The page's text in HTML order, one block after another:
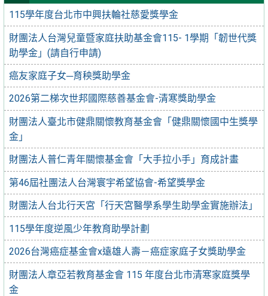
115學年度台北市中興扶輪社慈愛獎學金
財團法人台灣兒童暨家庭扶助基金會115- 1學期「韌世代獎
助學金」(請自行申請)
癌友家庭子女─育秧獎助學金
2026第二梯次世邦國際慈善基金會-清寒獎助學金
財團法人臺北市健鼎關懷教育基金會「健鼎關懷國中生獎學
金」
財團法人普仁青年關懷基金會「大手拉小手」育成計畫
第46屆社團法人台灣寰宇希望協會-希望獎學金
財團法人台北行天宮「行天宮醫學系學生助學金實施辦法」
115學年度逆風少年教育助學計劃
2026台灣癌症基金會x遠雄人壽－癌症家庭子女獎助學金
財團法人章亞若教育基金會 115 年度台北市清寒家庭獎學
金